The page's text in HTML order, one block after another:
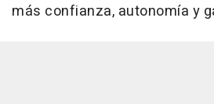
más confianza, autonomía y